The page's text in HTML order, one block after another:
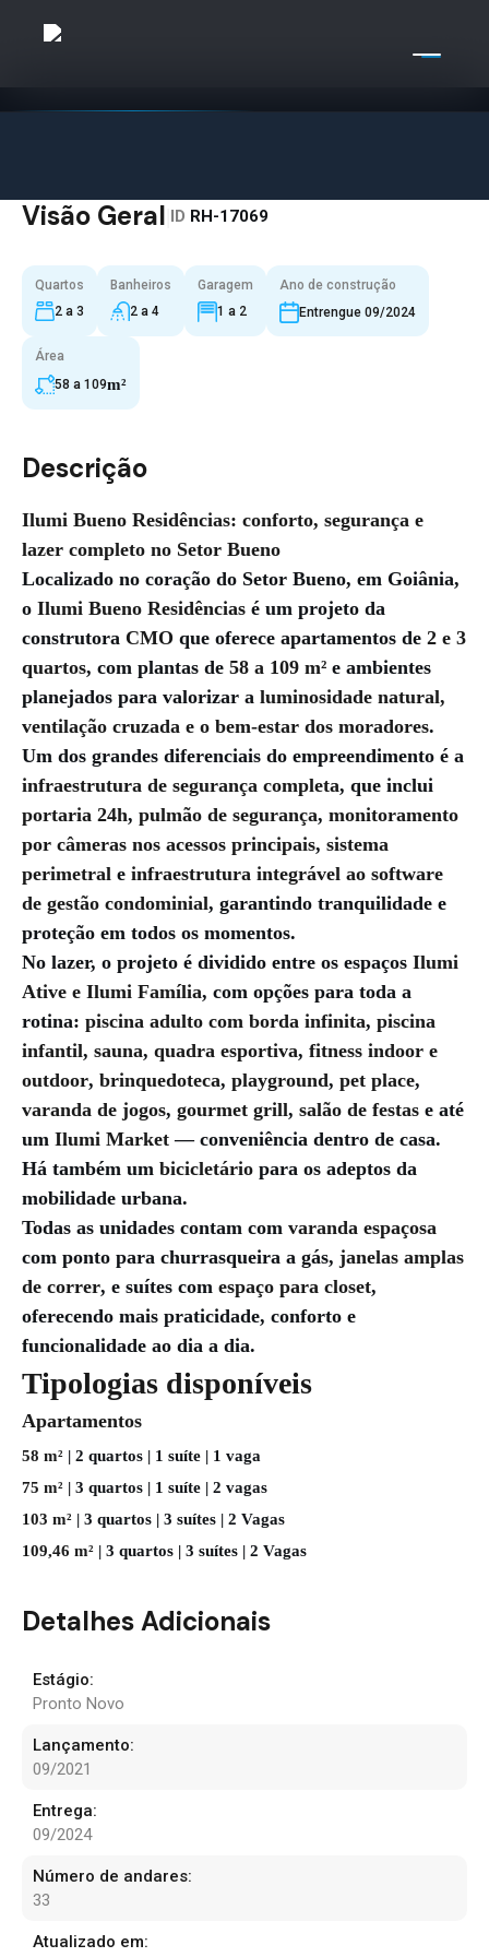
Visão Geral ID RH-17069
Quartos
2 a 3
Banheiros
2 a 4
Garagem
1 a 2
Ano de construção
Entrengue 09/2024
Área
58 a 109m²
Descrição
Ilumi Bueno Residências: conforto, segurança e
lazer completo no Setor Bueno
Localizado no coração do Setor Bueno, em Goiânia,
o Ilumi Bueno Residências é um projeto da
construtora CMO que oferece apartamentos de 2 e 3
quartos, com plantas de 58 a 109 m² e ambientes
planejados para valorizar a luminosidade natural,
ventilação cruzada e o bem-estar dos moradores.
Um dos grandes diferenciais do empreendimento é a
infraestrutura de segurança completa, que inclui
portaria 24h, pulmão de segurança, monitoramento
por câmeras nos acessos principais, sistema
perimetral e infraestrutura integrável ao software
de gestão condominial, garantindo tranquilidade e
proteção em todos os momentos.
No lazer, o projeto é dividido entre os espaços Ilumi
Ative e Ilumi Família, com opções para toda a
rotina: piscina adulto com borda infinita, piscina
infantil, sauna, quadra esportiva, fitness indoor e
outdoor, brinquedoteca, playground, pet place,
varanda de jogos, gourmet grill, salão de festas e até
um Ilumi Market — conveniência dentro de casa.
Há também um bicicletário para os adeptos da
mobilidade urbana.
Todas as unidades contam com varanda espaçosa
com ponto para churrasqueira a gás, janelas amplas
de correr, e suítes com espaço para closet,
oferecendo mais praticidade, conforto e
funcionalidade ao dia a dia.
Tipologias disponíveis
Apartamentos
58 m² | 2 quartos | 1 suíte | 1 vaga
75 m² | 3 quartos | 1 suíte | 2 vagas
103 m² | 3 quartos | 3 suítes | 2 Vagas
109,46 m² | 3 quartos | 3 suítes | 2 Vagas
Detalhes Adicionais
Estágio:
Pronto Novo
Lançamento:
09/2021
Entrega:
09/2024
Número de andares:
33
Atualizado em: